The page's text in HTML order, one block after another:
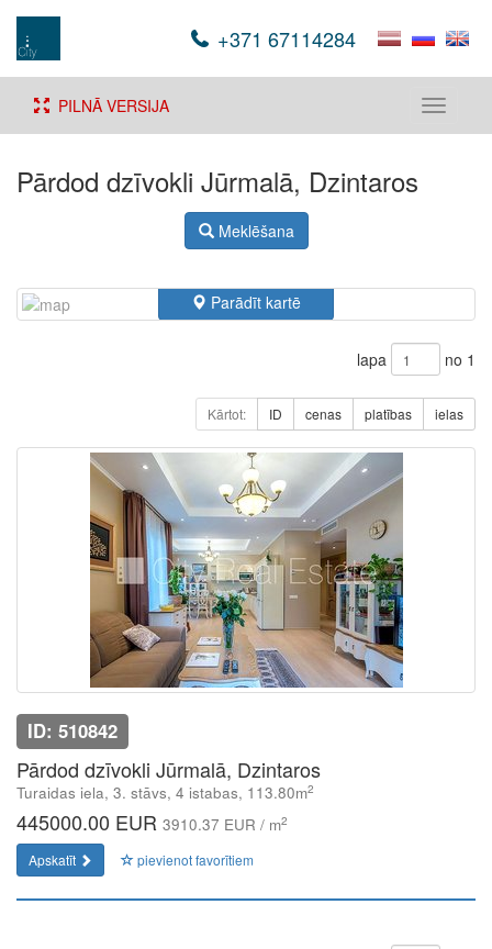
+371 67114284
Toggle
PILNĀ VERSIJA
Pārdod dzīvokli Jūrmalā, Dzintaros
Meklēšana
Parādīt kartē
lapa no 1
Kārtot: ID cenas platības ielas
ID: 510842
Pārdod dzīvokli Jūrmalā, Dzintaros
Turaidas iela, 3. stāvs, 4 istabas, 113.80m2
445000.00 EUR 3910.37 EUR / m2
Apskatīt pievienot favorītiem